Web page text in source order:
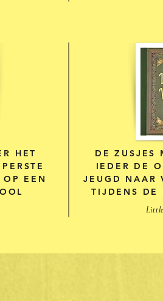
HET
EEN
DE ZUSJES
IEDER DE
JEUGD NAAR
TIJDENS DE